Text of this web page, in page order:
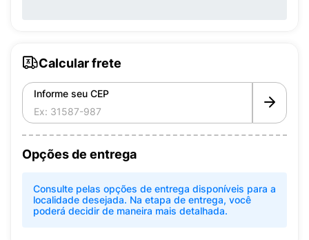
Calcular frete
Informe seu CEP
Opções de entrega
Consulte pelas opções de entrega disponíveis para a
localidade desejada. Na etapa de entrega, você
poderá decidir de maneira mais detalhada.